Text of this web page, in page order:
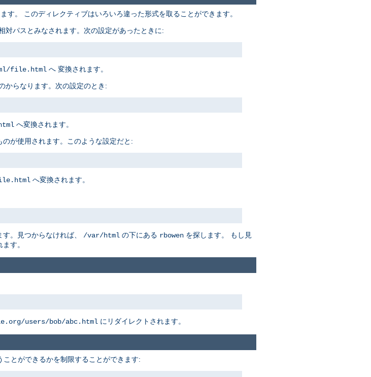
。 このディレクティブはいろいろ違った形式を取ることができます。
対パスとみなされます。次の設定があったときに:
file.html へ 変換されます。
からなります。次の設定のとき:
へ変換されます。
が使用されます。このような設定だと:
へ変換されます。
す。見つからなければ、 /var/html の下にある rbowen を探します。 もし見
す。
users/bob/abc.html にリダイレクトされます。
とができるかを制限することができます: